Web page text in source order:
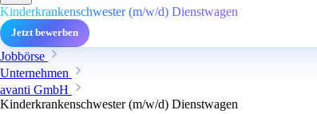
Kinderkrankenschwester (m/w/d) Dienstwagen
Jetzt bewerben
Jobbörse
Unternehmen
avanti GmbH
Kinderkrankenschwester (m/w/d) Dienstwagen